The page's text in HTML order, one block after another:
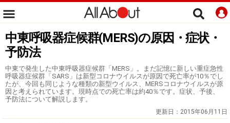
中東呼吸器症候群(MERS)の原因・症状・
予防法
中東で発生した中東呼吸器症候群「MERS」。まだ記憶に新しい重症急性
呼吸器症候群「SARS」は新型コロナウイルスが原因で死亡率が10％でし
たが、今回も同じような種類の新型ウイルス、MERSコロナウイルスが原
因と考えられています。現時点での死亡率は約40％です。症状、予後、
予防法について解説します。
更新日： 2015年06月11日